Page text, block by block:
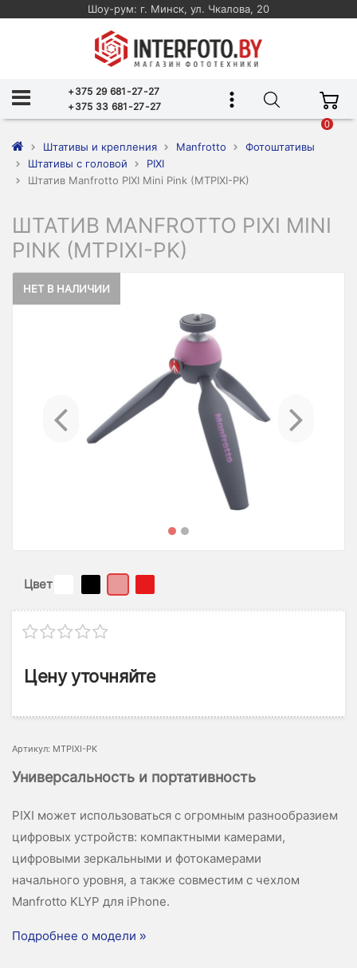
Шоу-рум: г. Минск, ул. Чкалова, 20
+375 29 681-27-27
+375 33 681-27-27
0
Штативы и крепления Manfrotto
Фотоштативы
Штативы с головой
PIXI
Штатив Manfrotto PIXI Mini Pink (MTPIXI-PK)
ШТАТИВ MANFROTTO PIXI MINI
PINK (MTPIXI-PK)
НЕТ В НАЛИЧИИ
Previous
Цвет
Цену уточняйте
Артикул: MTPIXI-PK
Универсальность и портативность
PIXI может использоваться с огромным разнообразием
цифровых устройств: компактными камерами,
цифровыми зеркальными и фотокамерами
начального уровня, а также совместим с чехлом
Manfrotto KLYP для iPhone.
Подробнее о модели »